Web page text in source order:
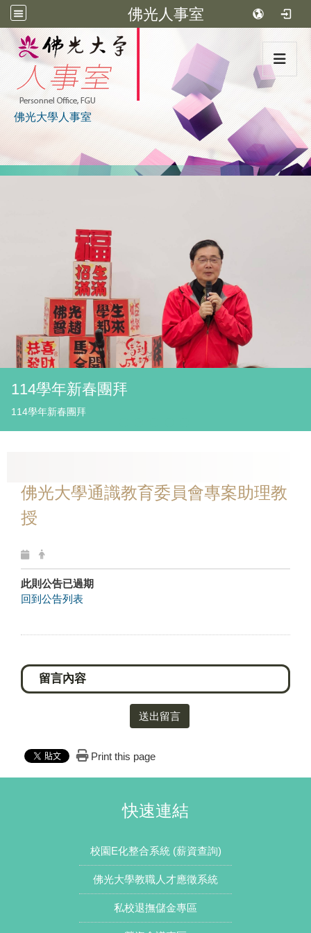
佛光人事室
:::
佛光大學人事室
114學年新春團拜
114學年新春團拜
佛光大學通識教育委員會專案助理教
授
此則公告已過期
回到公告列表
送出留言
Print this page
快速連結
校園E化整合系統 (薪資查詢)
佛光大學教職人才應徵系統
私校退撫儲金專區